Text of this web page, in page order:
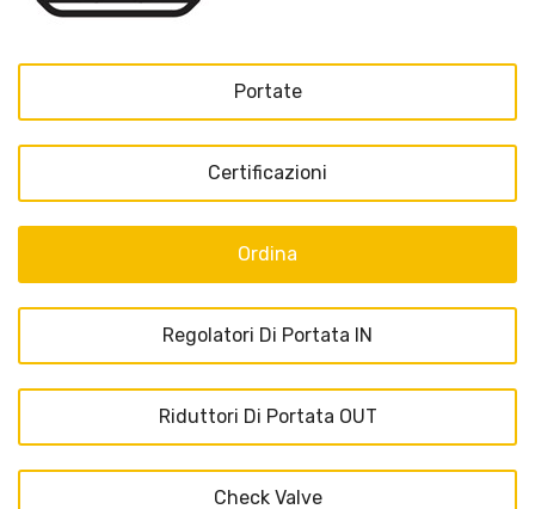
Portate
Certificazioni
Ordina
Regolatori Di Portata IN
Riduttori Di Portata OUT
Check Valve